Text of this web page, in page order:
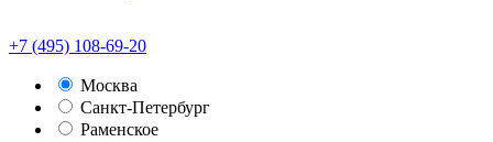
+7 (495) 108-69-20
Москва
Санкт-Петербург
Раменское